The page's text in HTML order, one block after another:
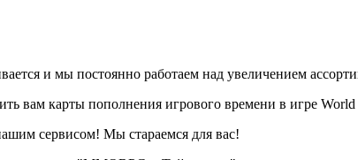
и мы постоянно работаем над увеличением
вам карты пополнения игрового времени в игре
сервисом! Мы стараемся для вас!